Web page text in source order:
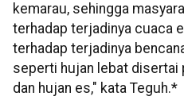
kemarau, sehingga
terhadap terjadinya cuaca
terhadap terjadinya
seperti hujan lebat disertai
dan hujan es," kata Teguh.*